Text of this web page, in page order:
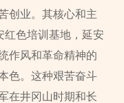
创业。其核心和主
红色培训基地，延安
作风和革命精神的
色。这种艰苦奋斗
在井冈山时期和长